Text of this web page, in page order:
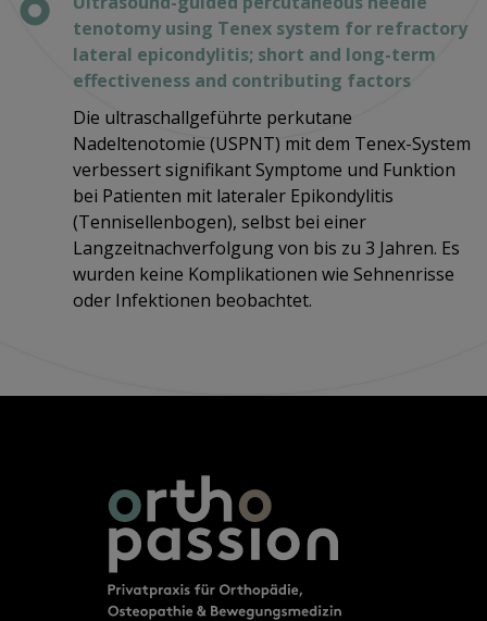
tenotomy using Tenex system for refractory
lateral epicondylitis; short and long-term
effectiveness and contributing factors
Die ultraschallgeführte perkutane
Nadeltenotomie (USPNT) mit dem Tenex-System
verbessert signifikant Symptome und Funktion
bei Patienten mit lateraler Epikondylitis
(Tennisellenbogen), selbst bei einer
Langzeitnachverfolgung von bis zu 3 Jahren. Es
wurden keine Komplikationen wie Sehnenrisse
oder Infektionen beobachtet.